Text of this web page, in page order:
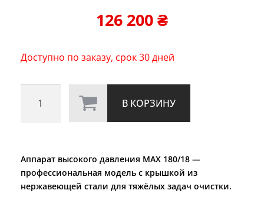
126 200₴
Доступно по заказу, срок 30 дней
товара
В КОРЗИНУ
Аппарат высокого давления MAX 180/18 —
профессиональная модель с крышкой из
нержавеющей стали для тяжёлых задач очистки.